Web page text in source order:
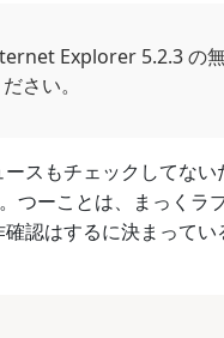
Explorer 5.2.3 の
さい。
スもチェックしてな
つーことは、まっくラ
認はするに決まってい